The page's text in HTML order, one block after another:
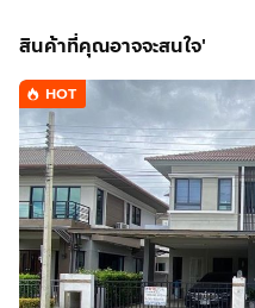
• ด้านหน้า (ทิศใต้) กว้าง 12
• ด้านซ้าย (ตะวันตก) 37 ม.
• ด้านขวา (ตะวันออก) 24 ม.
• ด้านหลัง (เหนือ) 21 ม.
• ด้านติดถนนรวมประมาณ
📍 หมู่บ้านพฤกษา 15 แพรก
"ตรงข้ามตลาดเช้าพฤกษา
Lotus Express"
และสิ่งอำนวยความสะดวก
สินค้าที่คุณอาจจะสนใจ'
HOT